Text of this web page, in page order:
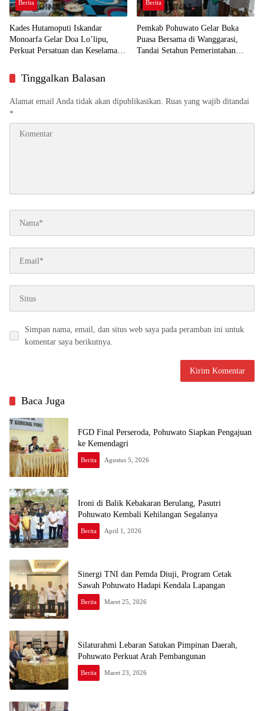
Berita
Kades Hutamoputi Iskandar
Monoarfa Gelar Doa Lo’lipu,
Perkuat Persatuan dan Keselamatan
Berita
Pemkab Pohuwato Gelar Buka
Puasa Bersama di Wanggarasi,
Tandai Setahun Pemerintahan
Tinggalkan Balasan
Alamat email Anda tidak akan dipublikasikan. Ruas yang wajib ditandai
*
Simpan nama, email, dan situs web saya pada peramban ini untuk
komentar saya berikutnya.
Baca Juga
FGD Final Perseroda, Pohuwato Siapkan Pengajuan
ke Kemendagri
Berita Agustus 5, 2026
Ironi di Balik Kebakaran Berulang, Pasutri
Pohuwato Kembali Kehilangan Segalanya
Berita April 1, 2026
Sinergi TNI dan Pemda Diuji, Program Cetak
Sawah Pohuwato Hadapi Kendala Lapangan
Berita Maret 25, 2026
Silaturahmi Lebaran Satukan Pimpinan Daerah,
Pohuwato Perkuat Arah Pembangunan
Berita Maret 23, 2026